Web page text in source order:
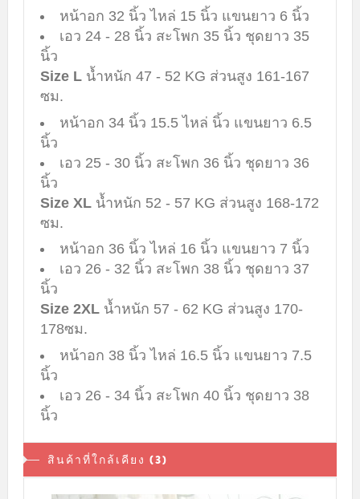
หน้าอก 32 นิ้ว ไหล่ 15 นิ้ว แขนยาว 6 นิ้ว
เอว 24 - 28 นิ้ว สะโพก 35 นิ้ว ชุดยาว 35
นิ้ว
Size L น้ำหนัก 47 - 52 KG ส่วนสูง 161-167
ซม.
หน้าอก 34 นิ้ว 15.5 ไหล่ นิ้ว แขนยาว 6.5
นิ้ว
เอว 25 - 30 นิ้ว สะโพก 36 นิ้ว ชุดยาว 36
นิ้ว
Size XL น้ำหนัก 52 - 57 KG ส่วนสูง 168-172
ซม.
หน้าอก 36 นิ้ว ไหล่ 16 นิ้ว แขนยาว 7 นิ้ว
เอว 26 - 32 นิ้ว สะโพก 38 นิ้ว ชุดยาว 37
นิ้ว
Size 2XL น้ำหนัก 57 - 62 KG ส่วนสูง 170-
178ซม.​
หน้าอก 38 นิ้ว ไหล่ 16.5 นิ้ว แขนยาว 7.5
นิ้ว
เอว 26 - 34 นิ้ว สะโพก 40 นิ้ว ชุดยาว 38
นิ้ว
สินค้าที่ใกล้เคียง (3)